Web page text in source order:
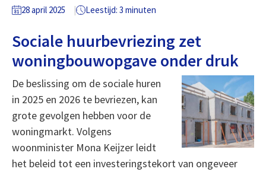
28 april 2025 Leestijd: 3 minuten
Sociale huurbevriezing zet
woningbouwopgave onder druk
De beslissing om de sociale huren
in 2025 en 2026 te bevriezen, kan
grote gevolgen hebben voor de
woningmarkt. Volgens
woonminister Mona Keijzer leidt
het beleid tot een investeringstekort van ongeveer